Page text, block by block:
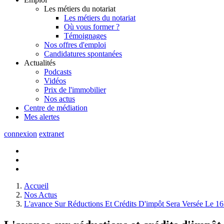
Les métiers du notariat
Les métiers du notariat
Où vous former ?
Témoignages
Nos offres d'emploi
Candidatures spontanées
Actualités
Podcasts
Vidéos
Prix de l'immobilier
Nos actus
Centre de médiation
Mes alertes
connexion extranet
Accueil
Nos Actus
L'avance Sur Réductions Et Crédits D'impôt Sera Versée Le